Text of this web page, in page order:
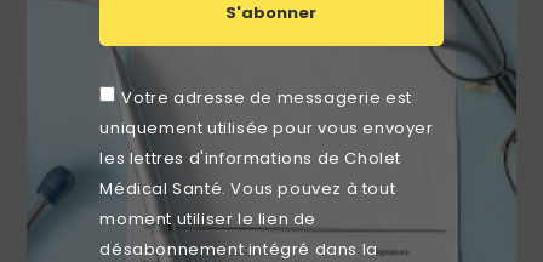
S'abonner
Votre adresse de messagerie est
uniquement utilisée pour vous envoyer
les lettres d'informations de Cholet
Médical Santé. Vous pouvez à tout
moment utiliser le lien de
désabonnement intégré dans la
Drap D’examen Ouate Recyclée 2 Plis Lisse Blanc M'Roll
50x35 Cm – Carton De 9 Rouleaux
Prix
25,60 €